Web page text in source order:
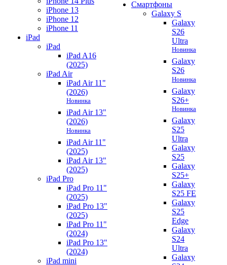
iPhone 13
iPhone 12
iPhone 11
iPad
iPad
iPad A16
(2025)
iPad Air
iPad Air 11"
(2026)
Новинка
iPad Air 13"
(2026)
Новинка
iPad Air 11"
(2025)
iPad Air 13"
(2025)
iPad Pro
iPad Pro 11"
(2025)
iPad Pro 13"
(2025)
iPad Pro 11"
(2024)
iPad Pro 13"
(2024)
iPad mini
Смартфоны
Galaxy S
Galaxy
S26
Ultra
Новинка
Galaxy
S26
Новинка
Galaxy
S26+
Новинка
Galaxy
S25
Ultra
Galaxy
S25
Galaxy
S25+
Galaxy
S25 FE
Galaxy
S25
Edge
Galaxy
S24
Ultra
Galaxy